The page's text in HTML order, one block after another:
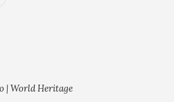
| World Heritage